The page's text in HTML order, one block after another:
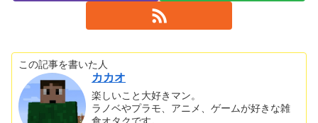
この記事を書いた人
カカオ
楽しいこと大好きマン。
ラノベやプラモ、アニメ、ゲームが好きな雑